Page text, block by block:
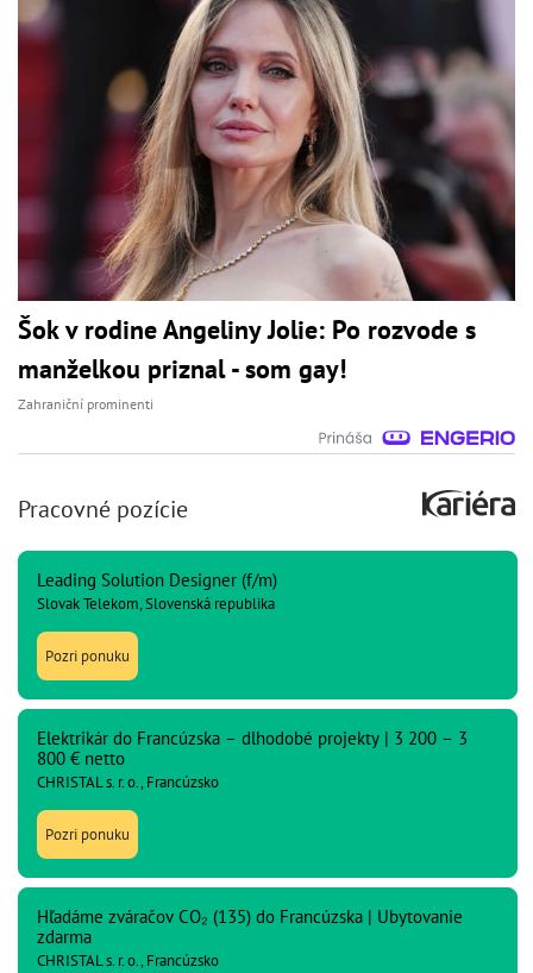
Šok v rodine Angeliny Jolie: Po rozvode s
manželkou priznal - som gay!
Zahraniční prominenti
Pracovné pozície
Leading Solution Designer (f/m)
Slovak Telekom, Slovenská republika
Pozri ponuku
Elektrikár do Francúzska – dlhodobé projekty | 3 200 – 3
800 € netto
CHRISTAL s. r. o., Francúzsko
Pozri ponuku
Hľadáme zváračov CO₂ (135) do Francúzska | Ubytovanie
zdarma
CHRISTAL s. r. o., Francúzsko